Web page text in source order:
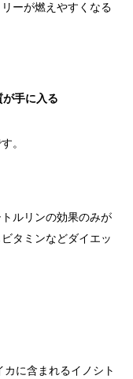
ーが燃えやすくなる
手に入る
。
ルリンの効果のみが
タミンなどダイエッ
に含まれるイノシト